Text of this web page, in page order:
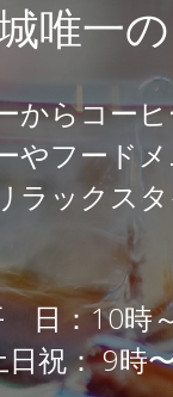
唯一
からコー
やフード
ラックス
日：10時
日祝： 9時